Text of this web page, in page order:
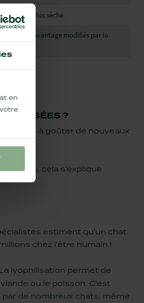
en
ferme ou plus sèche
être davantage modifiés par la
?
prêts à goûter de nouveaux
chats, cela s'explique
estiment qu'un chat
chez l'être humain !
lyophilisation permet de
ou le poisson. C'est
de nombreux chats, même